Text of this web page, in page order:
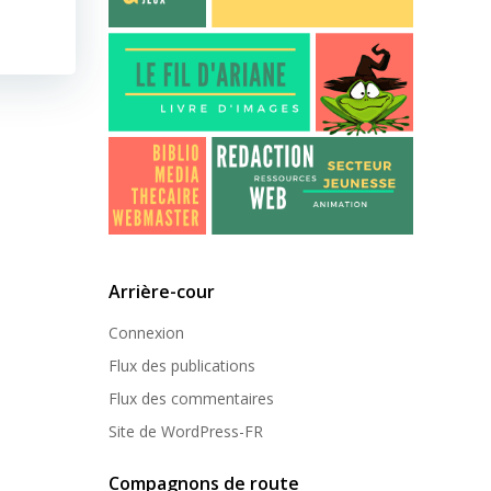
Arrière-cour
Connexion
Flux des publications
Flux des commentaires
Site de WordPress-FR
Compagnons de route